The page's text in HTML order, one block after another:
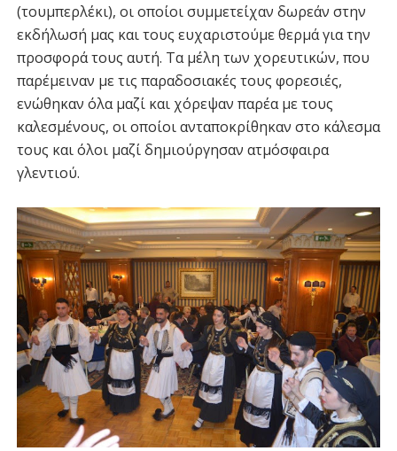
(τουμπερλέκι), οι οποίοι συμμετείχαν δωρεάν στην
εκδήλωσή μας και τους ευχαριστούμε θερμά για την
προσφορά τους αυτή. Τα μέλη των χορευτικών, που
παρέμειναν με τις παραδοσιακές τους φορεσιές,
ενώθηκαν όλα μαζί και χόρεψαν παρέα με τους
καλεσμένους, οι οποίοι ανταποκρίθηκαν στο κάλεσμα
τους και όλοι μαζί δημιούργησαν ατμόσφαιρα
γλεντιού.